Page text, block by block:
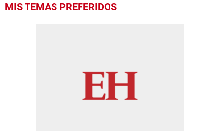
MIS TEMAS PREFERIDOS